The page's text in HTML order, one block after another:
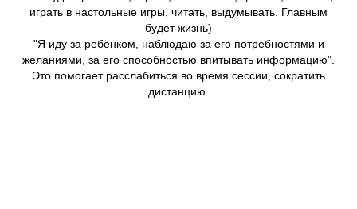
играть в настольные игры, читать, выдумывать. Главным
будет жизнь)
"Я иду за ребёнком, наблюдаю за его потребностями и
желаниями, за его способностью впитывать информацию".
Это помогает расслабиться во время сессии, сократить
дистанцию.